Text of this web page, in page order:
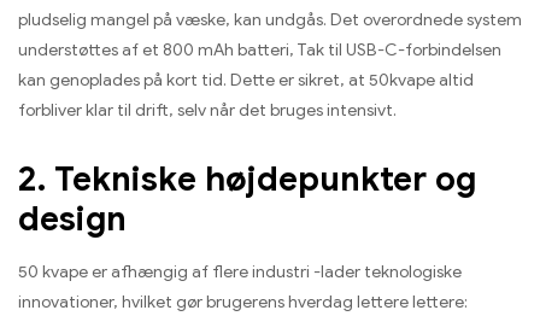
pludselig mangel på væske, kan undgås. Det overordnede system
understøttes af et 800 mAh batteri, Tak til USB-C-forbindelsen
kan genoplades på kort tid. Dette er sikret, at 50kvape altid
forbliver klar til drift, selv når det bruges intensivt.
2. Tekniske højdepunkter og
design
50 kvape er afhængig af flere industri -lader teknologiske
innovationer, hvilket gør brugerens hverdag lettere lettere: